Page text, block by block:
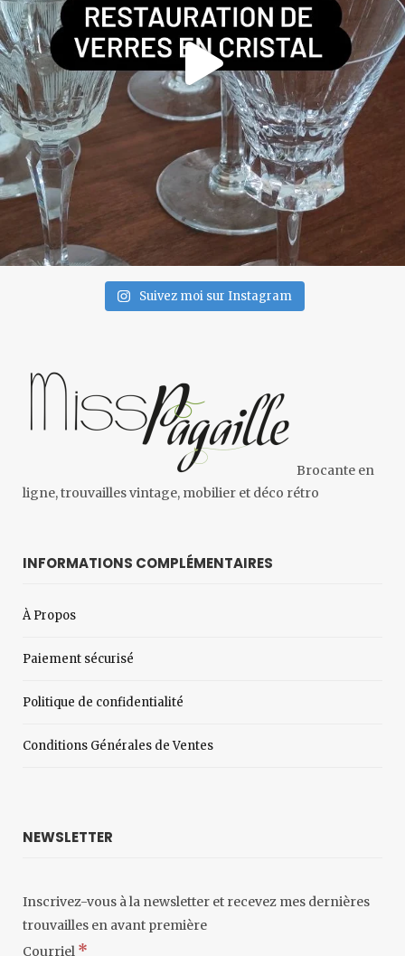
Suivez moi sur Instagram
Brocante en
ligne, trouvailles vintage, mobilier et déco rétro
INFORMATIONS COMPLÉMENTAIRES
À Propos
Paiement sécurisé
Politique de confidentialité
Conditions Générales de Ventes
NEWSLETTER
Inscrivez-vous à la newsletter et recevez mes dernières
trouvailles en avant première
Courriel *